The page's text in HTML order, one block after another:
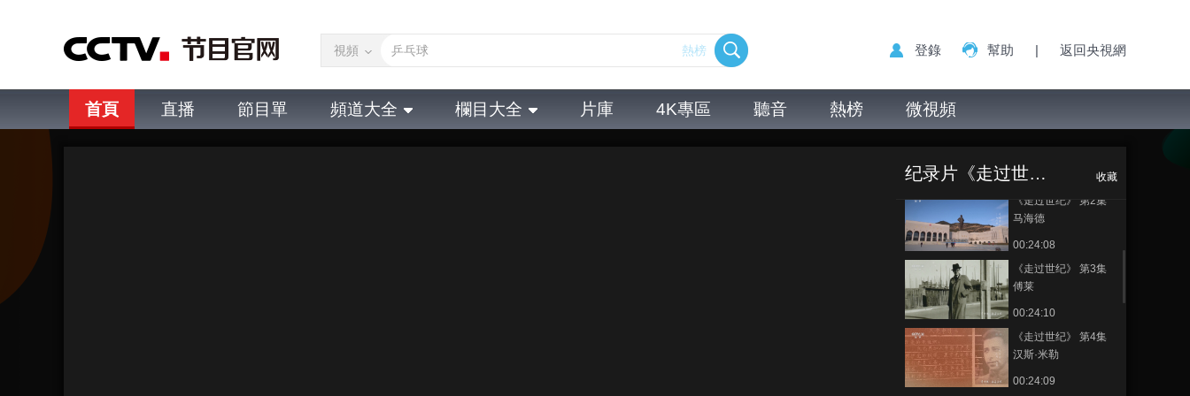
視頻 熱榜 登錄 幫助 | 返回央視網
首頁 直播 節目單 頻道大全 欄目大全 片庫 4K專區 聽音 熱榜 微視頻
纪录片《走过世纪》 收藏
《走过世纪》 第1集
00:24:10
《走过世纪》 第2集
马海德
00:24:08
《走过世纪》 第3集
傅莱
00:24:10
《走过世纪》 第4集
汉斯·米勒
00:24:09